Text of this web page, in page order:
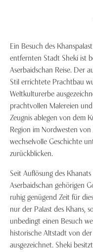
Ein Besuch des
entfernten Stadt Sheki ist
Aserbaidschan Reise. Der
Stil errichtete Prachtbau
Weltkulturerbe
prachtvollen Malereien
Zeugnis ablegen von dem
Region im Nordwesten
wechselvolle Geschichte
zurückblicken.
Seit Auflösung des Khanats
Aserbaidschan gehörigen
ruhig genügend Zeit für
nur der Palast des Khans,
unbedingt einen Besuch
historische Altstadt von
ausgezeichnet. Sheki